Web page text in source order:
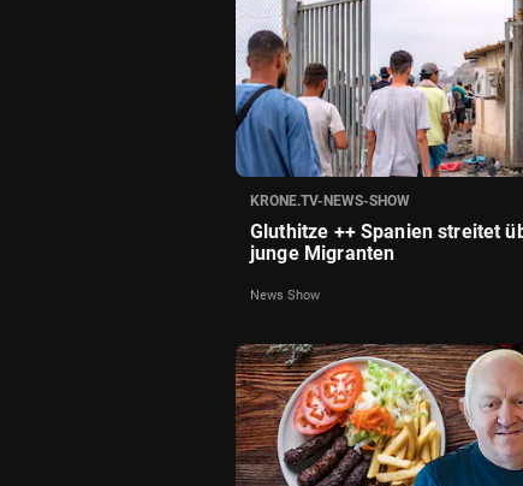
KRONE.TV-NEWS-SHOW
Gluthitze ++ Spanien streitet
junge Migranten
News Show